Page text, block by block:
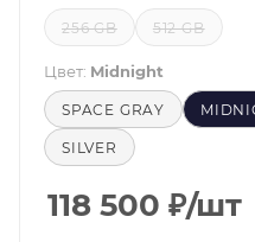
256 GB 512 GB
Цвет: Midnight
SPACE GRAY
SILVER
118 500 ₽/шт